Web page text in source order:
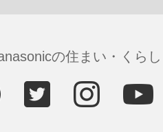
の住まい・くら